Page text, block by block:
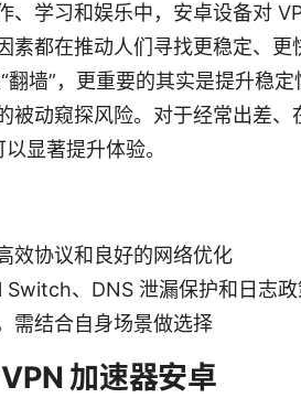
、学习和娱乐中，安卓设备对
都在推动人们寻找更稳定、更
墙”，更重要的其实是提升稳定
被动窥探风险。对于经常出差
显著提升体验。
效协议和良好的网络优化
、DNS 泄漏保护和日志
需结合自身场景做选择
加速器安卓